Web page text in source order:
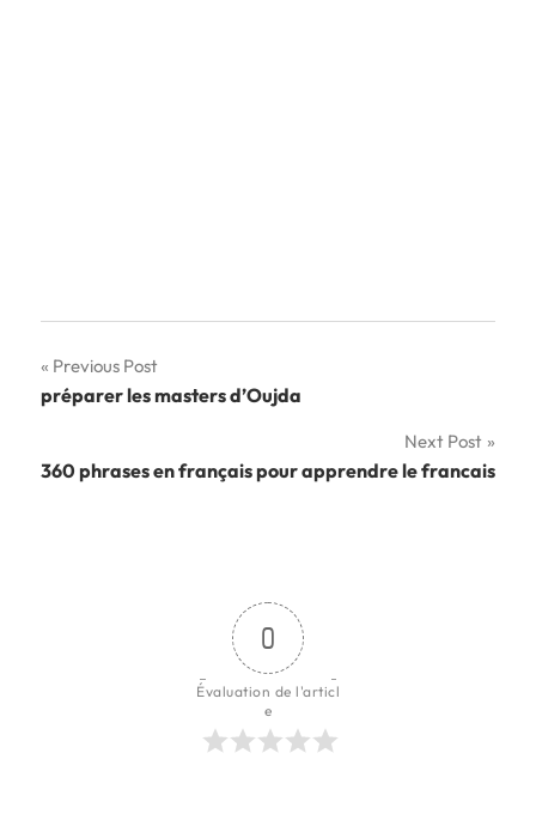
Navigation
de
l’article
Previous Post
préparer les masters d’Oujda
Next Post
360 phrases en français pour apprendre le francais
0
Évaluation de l'articl
e